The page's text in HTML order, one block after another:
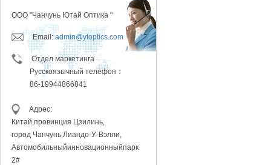
ООО "Чанчунь Ютай Оптика "
Email:admin@ytoptics.com
Отдел маркетинга
Русскоязычный телефон：
86-19944866841
Адрес:
Китай,провинция Цзилинь,
город Чанчунь,Лиандо-У-Вэлли,
Автомобильныйинновационныйпарк
2#